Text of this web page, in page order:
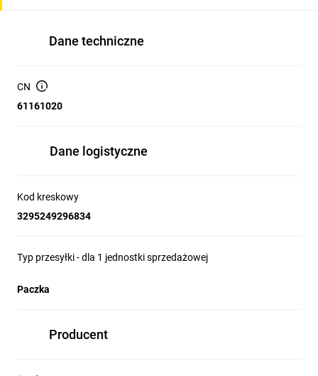
Dane techniczne
CN
61161020
Dane logistyczne
Kod kreskowy
3295249296834
Typ przesyłki - dla 1 jednostki sprzedażowej
Paczka
Producent